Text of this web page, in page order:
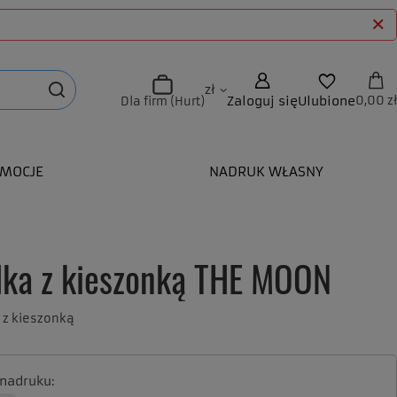
Dla firm (Hurt)
zł
Zaloguj sięUlubione0,00 zł
NADRUK WŁASNY
z kieszonką THE MOON
kieszonką